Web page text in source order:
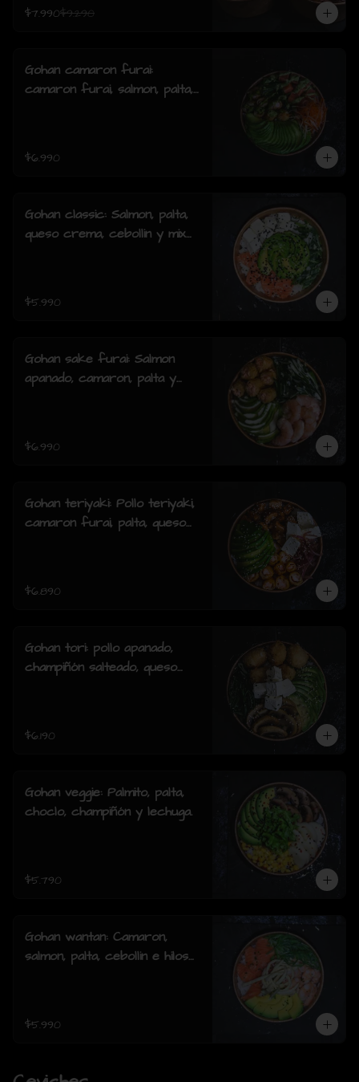
$7.990$9.290
Gohan camaron furai:
camaron furai, salmon, palta,
$6.990
Gohan classic: Salmon, palta,
queso crema, cebollin y mix
$5.990
Gohan sake furai: Salmon
apanado, camaron, palta y
$6.990
Gohan teriyaki: Pollo teriyaki,
camaron furai, palta, queso
$6.890
Gohan tori: pollo apanado,
champiñón salteado, queso
$6.190
Gohan veggie: Palmito, palta,
choclo, champiñón y lechuga.
$5.790
Gohan wantan: Camaron,
salmon, palta, cebollin e hilos
$5.990